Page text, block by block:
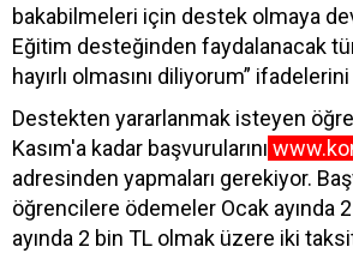
bakabilmeleri için destek olmaya
Eğitim desteğinden faydalanacak
hayırlı olmasını diliyorum”
Destekten yararlanmak isteyen
Kasım'a kadar başvurularını
adresinden yapmaları gerekiyor.
öğrencilere ödemeler Ocak ayında
ayında 2 bin TL olmak üzere iki